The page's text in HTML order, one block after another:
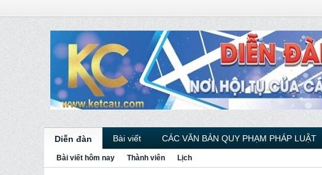
Diễn đàn Bài viết CÁC VĂN BẢN QUY PHẠM PHÁP LUẬT
Bài viết hôm nay Thành viên Lịch